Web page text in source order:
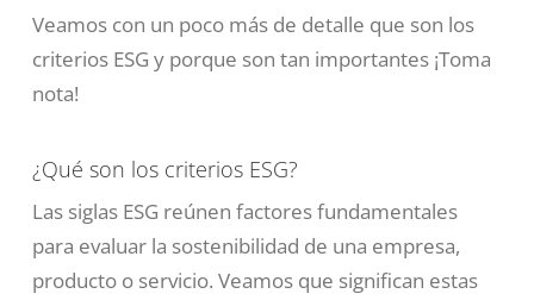
Veamos con un poco más de detalle que son los
criterios ESG y porque son tan importantes ¡Toma
nota!
¿Qué son los criterios ESG?
Las siglas ESG reúnen factores fundamentales
para evaluar la sostenibilidad de una empresa,
producto o servicio. Veamos que significan estas